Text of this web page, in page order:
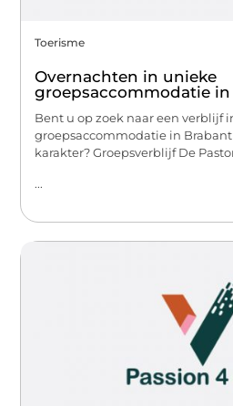
Toerisme
Overnachten in unieke
groepsaccommodatie
Bent u op zoek naar een verblijf
groepsaccommodatie in
karakter? Groepsverblijf De
...